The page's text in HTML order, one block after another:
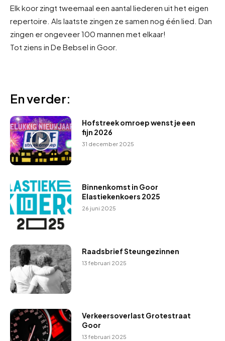
Elk koor zingt tweemaal een aantal liederen uit het eigen
repertoire. Als laatste zingen ze samen nog één lied. Dan
zingen er ongeveer 100 mannen met elkaar!
Tot ziens in De Bebsel in Goor.
En verder:
Hofstreek omroep wenst je een
fijn 2026
31 december 2025
Binnenkomst in Goor
Elastiekenkoers 2025
26 juni 2025
Raadsbrief Steungezinnen
13 februari 2025
Verkeersoverlast Grotestraat
Goor
13 februari 2025